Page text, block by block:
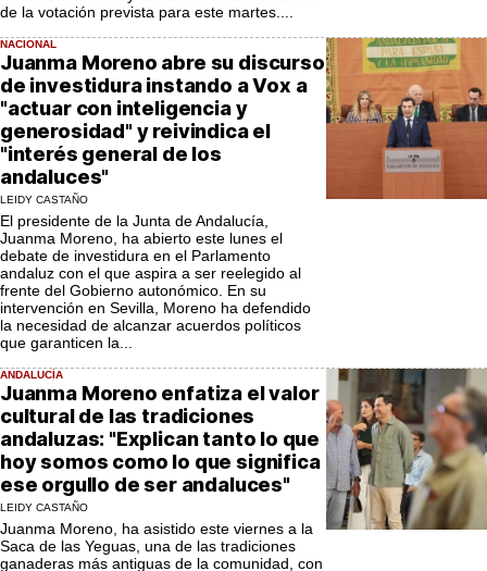
de la votación prevista para este martes....
NACIONAL
Juanma Moreno abre su discurso
de investidura instando a Vox a
"actuar con inteligencia y
generosidad" y reivindica el
"interés general de los
andaluces"
LEIDY CASTAÑO
El presidente de la Junta de Andalucía,
Juanma Moreno, ha abierto este lunes el
debate de investidura en el Parlamento
andaluz con el que aspira a ser reelegido al
frente del Gobierno autonómico. En su
intervención en Sevilla, Moreno ha defendido
la necesidad de alcanzar acuerdos políticos
que garanticen la...
ANDALUCÍA
Juanma Moreno enfatiza el valor
cultural de las tradiciones
andaluzas: "Explican tanto lo que
hoy somos como lo que significa
ese orgullo de ser andaluces"
LEIDY CASTAÑO
Juanma Moreno, ha asistido este viernes a la
Saca de las Yeguas, una de las tradiciones
ganaderas más antiguas de la comunidad, con